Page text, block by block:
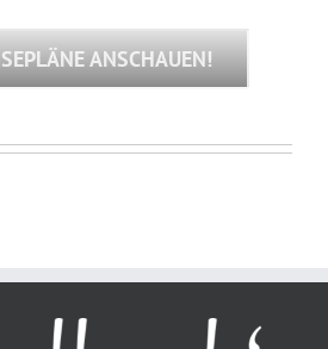
ANSCHAUEN!